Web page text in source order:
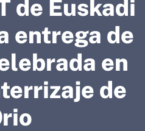
de Euskadi
entrega de
en
de